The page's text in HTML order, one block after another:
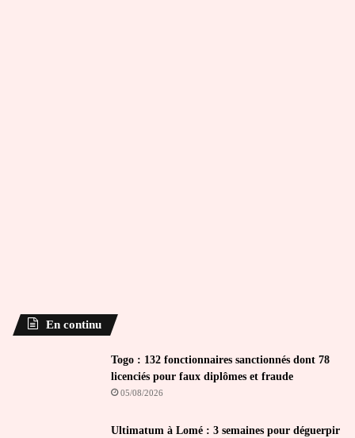
En continu
Togo : 132 fonctionnaires sanctionnés dont 78
licenciés pour faux diplômes et fraude
05/08/2026
Ultimatum à Lomé : 3 semaines pour déguerpir